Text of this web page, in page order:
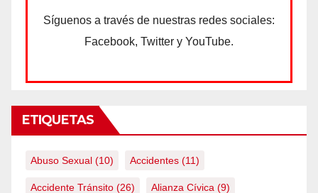
Síguenos a través de nuestras redes sociales:
Facebook, Twitter y YouTube.
ETIQUETAS
Abuso Sexual (10) Accidentes (11)
Accidente Tránsito (26) Alianza Cívica (9)